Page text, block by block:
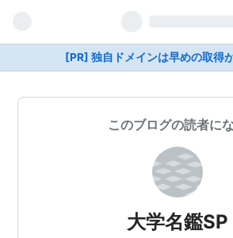
[PR] 独自ドメインは早めの取得
このブログの読者に
大学名鑑SP